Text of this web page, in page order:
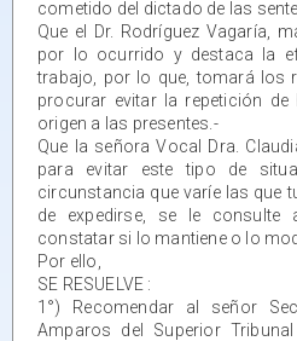
cometido del dictado de las
Que el Dr. Rodríguez Vagaría,
por lo ocurrido y destaca la
trabajo, por lo que, tomará los
procurar evitar la repetición
origen a las presentes.-
Que la señora Vocal Dra.
para evitar este tipo de
circunstancia que varíe las que
de expedirse, se le
constatar si lo mantiene o lo
Por ello,
SE RESUELVE :
1°) Recomendar al señor
Amparos del Superior